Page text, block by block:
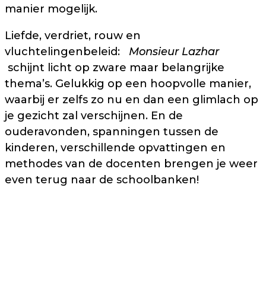
manier mogelijk.
Liefde, verdriet, rouw en
vluchtelingenbeleid: Monsieur Lazhar
schijnt licht op zware maar belangrijke
thema’s. Gelukkig op een hoopvolle manier,
waarbij er zelfs zo nu en dan een glimlach op
je gezicht zal verschijnen. En de
ouderavonden, spanningen tussen de
kinderen, verschillende opvattingen en
methodes van de docenten brengen je weer
even terug naar de schoolbanken!